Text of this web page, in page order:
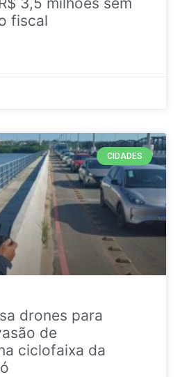
fiscal
CIDADES
drones para
de
ciclofaixa da